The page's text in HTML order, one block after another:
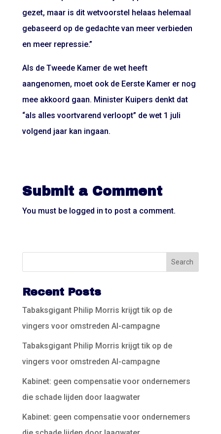
gezet, maar is dit wetvoorstel helaas helemaal
gebaseerd op de gedachte van meer verbieden
en meer repressie.”
Als de Tweede Kamer de wet heeft
aangenomen, moet ook de Eerste Kamer er nog
mee akkoord gaan. Minister Kuipers denkt dat
“als alles voortvarend verloopt” de wet 1 juli
volgend jaar kan ingaan.
Submit a Comment
You must be logged in to post a comment.
Recent Posts
Tabaksgigant Philip Morris krijgt tik op de
vingers voor omstreden AI-campagne
Tabaksgigant Philip Morris krijgt tik op de
vingers voor omstreden AI-campagne
Kabinet: geen compensatie voor ondernemers
die schade lijden door laagwater
Kabinet: geen compensatie voor ondernemers